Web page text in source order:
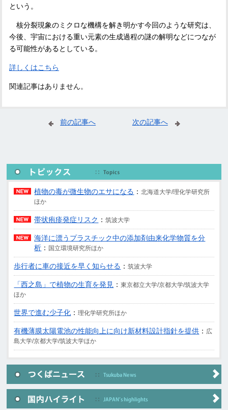
という。
核分裂現象のミクロな機構を解き明かす今回のような研究は、
今後、宇宙における重い元素の生成過程の謎の解明などにつなが
る可能性があるとしている。
詳しくはこちら
関連記事はありません。
前の記事へ 次の記事へ
植物の毒が微生物のエサになる ：北海道大学/理化学研究所
ほか
帯状疱疹発症リスク ：筑波大学
海洋に漂うプラスチック中の添加剤由来化学物質を分
析 ： 国立環境研究所ほか
歩行者に車の接近を早く知らせる ：筑波大学
「西之島」で植物の生育を発見 ：東京都立大学/京都大学/筑波大学
ほか
世界で進む少子化 ：理化学研究所ほか
有機薄膜太陽電池の性能向上に向け新材料設計指針を提供 ： 広
島大学/京都大学/筑波大学ほか